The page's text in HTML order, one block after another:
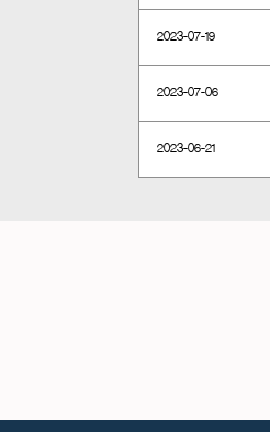
2023-07-19
2023-07-06
2023-06-21